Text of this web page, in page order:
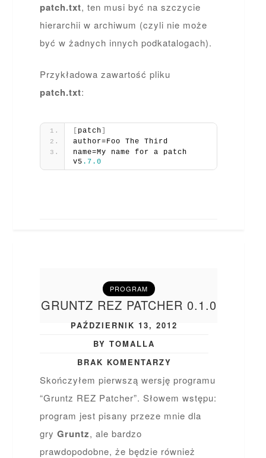
patch.txt, ten musi być na szczycie
hierarchii w archiwum (czyli nie może
być w żadnych innych podkatalogach).
Przykładowa zawartość pliku
patch.txt:
[ patch]
author=Foo The Third
name=My name for a patch
v5 .7 .0
PROGRAM
GRUNTZ REZ PATCHER 0.1.0
PAŹDZIERNIK 13, 2012
BY TOMALLA
BRAK KOMENTARZY
Skończyłem pierwszą wersję programu
“Gruntz REZ Patcher”. Słowem wstępu:
program jest pisany przeze mnie dla
gryGruntz, ale bardzo
prawdopodobne, że będzie również